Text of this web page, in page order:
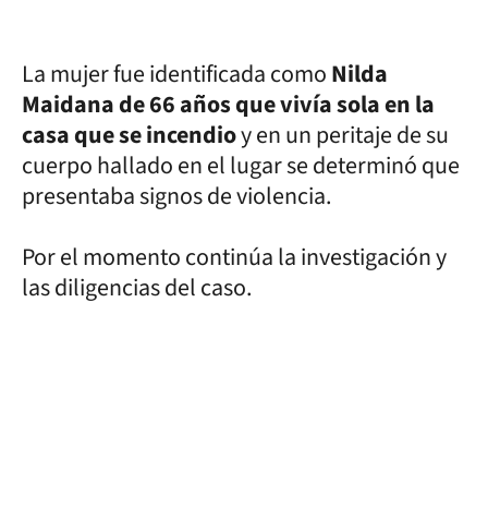
La mujer fue identificada comoNilda
Maidana de 66 años que vivía sola en la
casa que se incendioy en un peritaje de su
cuerpo hallado en el lugar se determinó que
presentaba signos de violencia.
Por el momento continúa la investigación y
las diligencias del caso.